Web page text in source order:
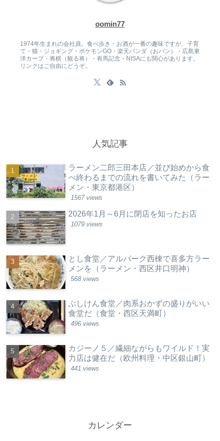
oomin77
1974年生まれの会社員。食べ歩き・お酒が一番の趣味ですが、子育
て・猫・ジョギング・ポケモンGO・楽天パンダ（おパン）・広島東
洋カープ・将棋（観る将）・有馬記念・NISAにも関心があります。
リンクはご自由にどうぞ。
人気記事
ラーメン二郎三田本店／並び始めから食
べ終わるまでの流れを書いてみた（ラー
メン・東京都港区）
1567 views
2026年1月～6月に閉店を知ったお店
1079 views
とし食堂／アルパーク西棟で喜多方ラー
メンを（ラーメン・西区井口明神）
568 views
ぶしけん食堂／肉系おかずの盛りがいい
食堂だ（食堂・西区天満町）
496 views
カジーノ５／繊細ながらもワイルド！実
力店は健在だ（欧州料理・中区銀山町）
441 views
カレンダー